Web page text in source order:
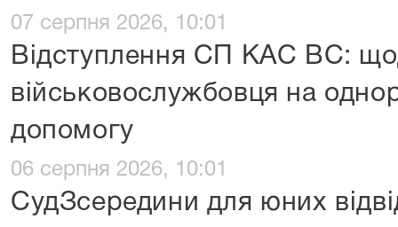
07 серпня 2026, 10:01
Відступлення СП КАС ВС:
військовослужбовця на
допомогу
06 серпня 2026, 10:01
СудЗсередини для юних